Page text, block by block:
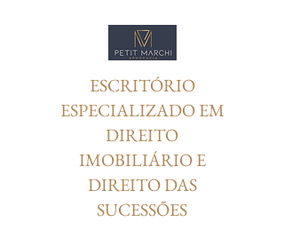
ESCRITÓRIO
ESPECIALIZADO EM
DIREITO
IMOBILIÁRIO E
DIREITO DAS
SUCESSÕES